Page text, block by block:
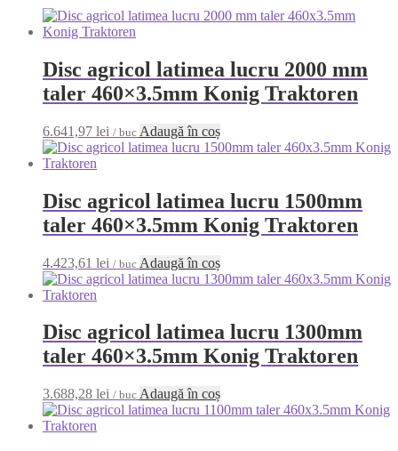
Disc agricol latimea lucru 2000 mm
taler 460×3.5mm Konig Traktoren
6.641,97 lei / buc Adaugă în coș
Disc agricol latimea lucru 1500mm
taler 460×3.5mm Konig Traktoren
4.423,61 lei / buc Adaugă în coș
Disc agricol latimea lucru 1300mm
taler 460×3.5mm Konig Traktoren
3.688,28 lei / buc Adaugă în coș